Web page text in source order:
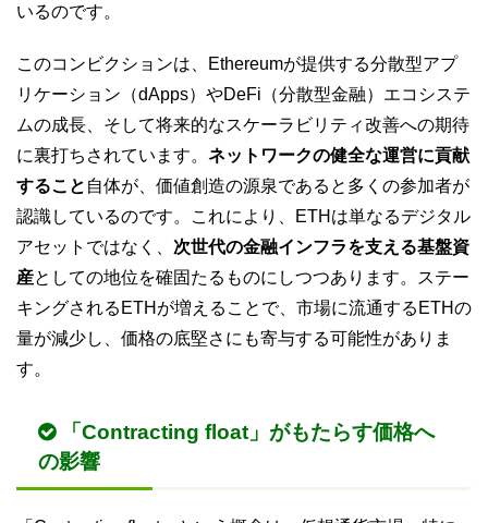
いるのです。
このコンビクションは、Ethereumが提供する分散型アプ
リケーション（dApps）やDeFi（分散型金融）エコシステ
ムの成長、そして将来的なスケーラビリティ改善への期待
に裏打ちされています。 ネットワークの健全な運営に貢献
すること 自体が、価値創造の源泉であると多くの参加者が
認識しているのです。これにより、ETHは単なるデジタル
アセットではなく、 次世代の金融インフラを支える基盤資
産としての地位を確固たるものにしつつあります。ステー
キングされるETHが増えることで、市場に流通するETHの
量が減少し、価格の底堅さにも寄与する可能性がありま
す。
「Contracting float」がもたらす価格へ
の影響